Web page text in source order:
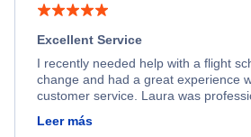
Excellent Service
I recently needed help with a flight
change and had a great experience
customer service. Laura was
friendly, and very helpful throughout
process. She quickly found a solution
Leer más